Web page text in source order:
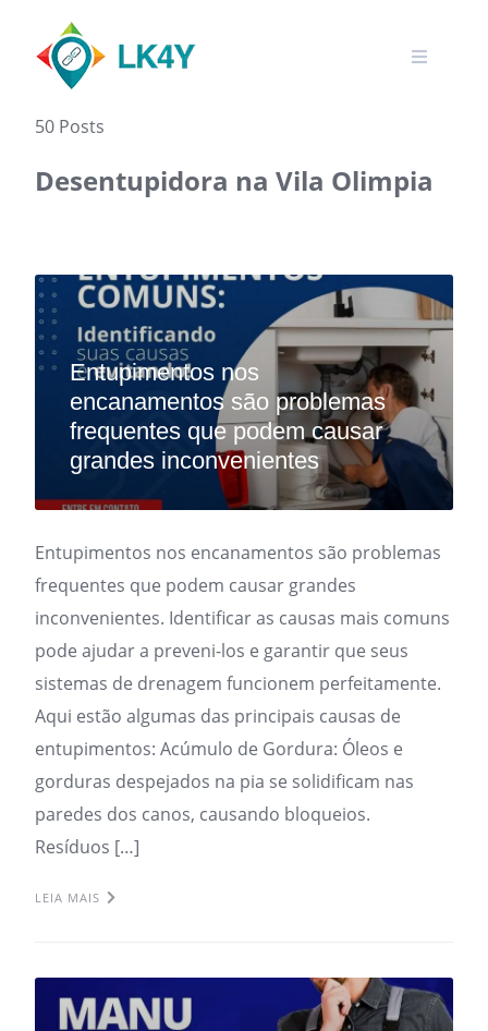
content
50 Posts
Desentupidora na Vila Olimpia
Entupimentos nos
encanamentos são problemas
frequentes que podem causar
grandes inconvenientes
Entupimentos nos encanamentos são problemas
frequentes que podem causar grandes
inconvenientes. Identificar as causas mais comuns
pode ajudar a preveni-los e garantir que seus
sistemas de drenagem funcionem perfeitamente.
Aqui estão algumas das principais causas de
entupimentos: Acúmulo de Gordura: Óleos e
gorduras despejados na pia se solidificam nas
paredes dos canos, causando bloqueios.
Resíduos […]
LEIA MAIS